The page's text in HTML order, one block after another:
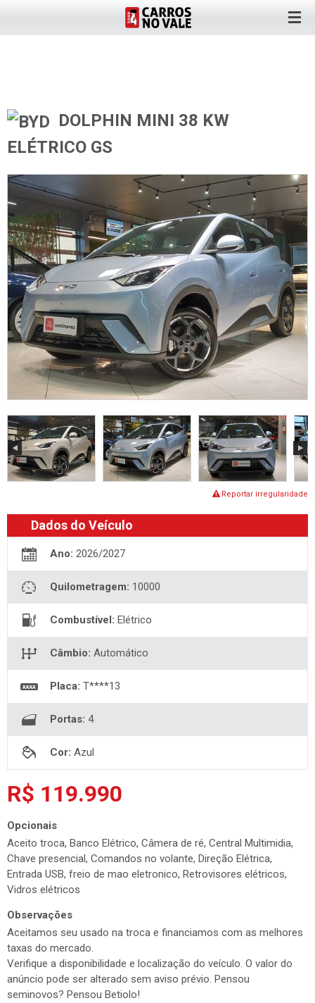
DOLPHIN MINI 38 KW
ELÉTRICO GS
Reportar irregularidade
Dados do Veículo
Ano: 2026/2027
Quilometragem: 10000
Combustível: Elétrico
Câmbio: Automático
Placa: T****13
Portas: 4
Cor: Azul
R$ 119.990
Opcionais
Aceito troca, Banco Elétrico, Câmera de ré, Central Multimidia,
Chave presencial, Comandos no volante, Direção Elétrica,
Entrada USB, freio de mao eletronico, Retrovisores elétricos,
Vidros elétricos
Observações
Aceitamos seu usado na troca e financiamos com as melhores
taxas do mercado.
Verifique a disponibilidade e localização do veículo. O valor do
anúncio pode ser alterado sem aviso prévio. Pensou
seminovos? Pensou Betiolo!